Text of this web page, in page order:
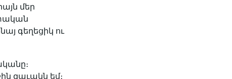
մեր
գեղեցիկ ու
զաւակն եմ։